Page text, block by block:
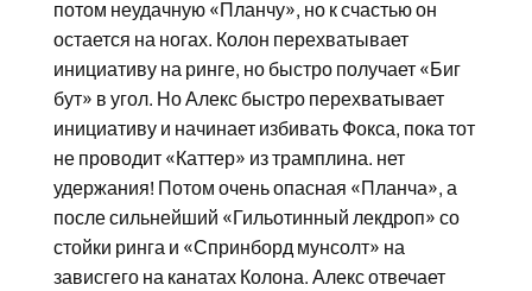
потом неудачную «Планчу», но к счастью он
остается на ногах. Колон перехватывает
инициативу на ринге, но быстро получает «Биг
бут» в угол. Но Алекс быстро перехватывает
инициативу и начинает избивать Фокса, пока тот
не проводит «Каттер» из трамплина. нет
удержания! Потом очень опасная «Планча», а
после сильнейший «Гильотинный лекдроп» со
стойки ринга и «Спринборд мунсолт» на
зависгего на канатах Колона. Алекс отвечает